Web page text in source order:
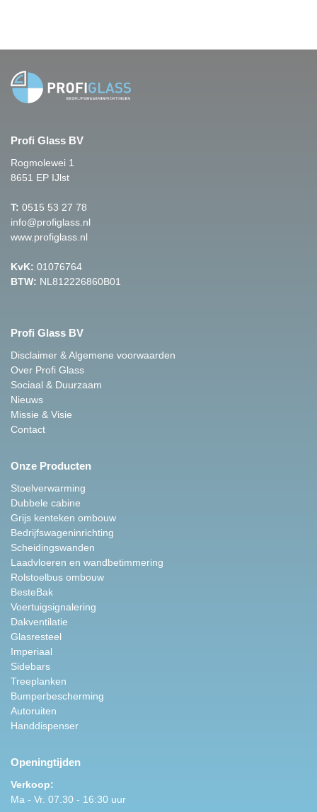
Profi Glass BV
Rogmolewei 1
8651 EP IJlst
T: 0515 53 27 78
info@profiglass.nl
www.profiglass.nl
KvK: 01076764
BTW: NL812226860B01
Profi Glass BV
Disclaimer & Algemene voorwaarden
Over Profi Glass
Sociaal & Duurzaam
Nieuws
Missie & Visie
Contact
Onze Producten
Stoelverwarming
Dubbele cabine
Grijs kenteken ombouw
Bedrijfswageninrichting
Scheidingswanden
Laadvloeren en wandbetimmering
Rolstoelbus ombouw
BesteBak
Voertuigsignalering
Dakventilatie
Glasresteel
Imperiaal
Sidebars
Treeplanken
Bumperbescherming
Autoruiten
Handdispenser
Openingtijden
Verkoop:
Ma - Vr. 07.30 - 16:30 uur